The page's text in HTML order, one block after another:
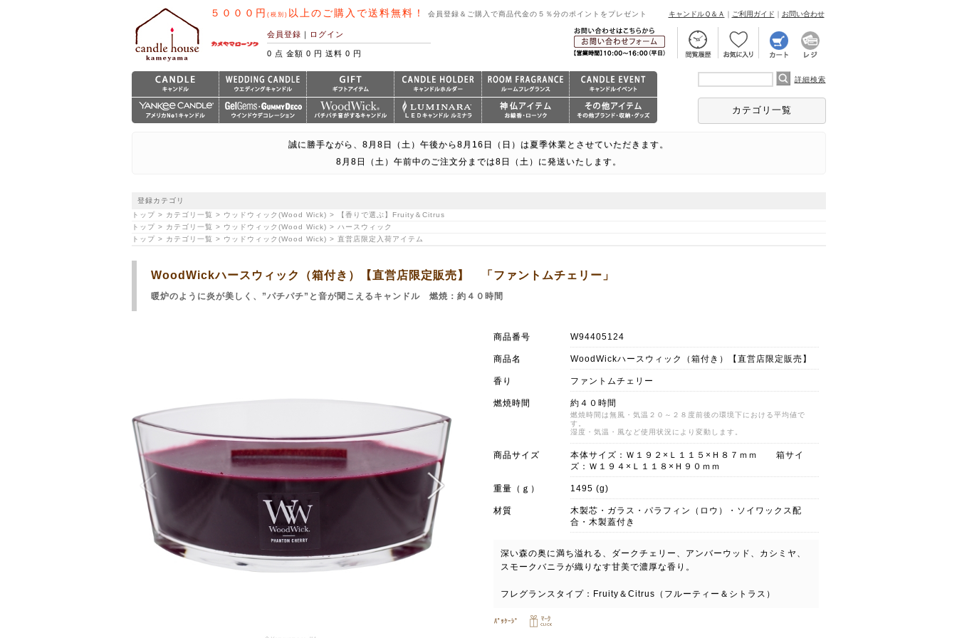
５０００円 (税別) 以上のご購入で送料無料！ 会員登録＆ご購入で商品代金の５％分のポイントをプレゼント キャンドルＱ＆Ａ ｜ ご利用ガイド ｜ お問い合わせ
会員登録 ｜ ログイン
0 点 金額 0 円 送料 0 円
詳細検索
カテゴリ一覧
誠に勝手ながら、8月8日（土）午後から8月16日（日）は夏季休業とさせていただきます。
8月8日（土）午前中のご注文分までは8日（土）に発送いたします。
登録カテゴリ
トップ > カテゴリ一覧 > ウッドウィック(Wood Wick) > 【香りで選ぶ】Fruity＆Citrus
トップ > カテゴリ一覧 > ウッドウィック(Wood Wick) > ハースウィック
トップ > カテゴリ一覧 > ウッドウィック(Wood Wick) > 直営店限定入荷アイテム
WoodWickハースウィック（箱付き）【直営店限定販売】 「ファントムチェリー」
暖炉のように炎が美しく、”パチパチ”と音が聞こえるキャンドル 燃焼：約４０時間
商品番号 W94405124
商品名 WoodWickハースウィック（箱付き）【直営店限定販売】
香り ファントムチェリー
燃焼時間 約４０時間
燃焼時間は無風・気温２０～２８度前後の環境下における平均値で
す。
湿度・気温・風など使用状況により変動します。
商品サイズ
本体サイズ：Ｗ１９２×Ｌ１１５×Ｈ８７ｍｍ 箱サイ
ズ：Ｗ１９４×Ｌ１１８×Ｈ９０ｍｍ
重量（ｇ） 1495 (g)
材質
木製芯・ガラス・パラフィン（ロウ）・ソイワックス配
合・木製蓋付き
深い森の奥に満ち溢れる、ダークチェリー、アンバーウッド、カシミヤ、
スモークバニラが織りなす甘美で濃厚な香り。
フレグランスタイプ：Fruity＆Citrus（フルーティー＆シトラス）